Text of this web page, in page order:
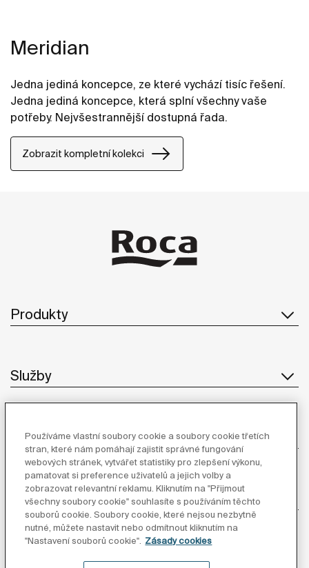
Meridian
Jedna jediná koncepce, ze které vychází tisíc řešení.
Jedna jediná koncepce, která splní všechny vaše
potřeby. Nejvšestrannější dostupná řada.
Zobrazit kompletní kolekci
Produkty
Služby
O Společnosti
Inspirace
Sledujte nás
Používáme vlastní soubory cookie a soubory cookie třetích
stran, které nám pomáhají zajistit správné fungování
webových stránek, vytvářet statistiky pro zlepšení výkonu,
pamatovat si preference uživatelů a jejich volby a
zobrazovat relevantní reklamu. Kliknutím na "Přijmout
všechny soubory cookie" souhlasíte s používáním těchto
souborů cookie. Soubory cookie, které nejsou nezbytně
nutné, můžete nastavit nebo odmítnout kliknutím na
"Nastavení souborů cookie". Zásady cookies